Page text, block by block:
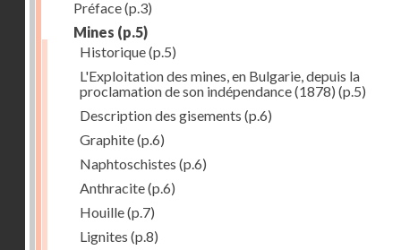
Préface(p.3)
Mines (p.5)
Historique(p.5)
L'Exploitation des mines, en Bulgarie, depuis la
proclamation de son indépendance (1878) (p.5)
Description des gisements (p.6)
Graphite(p.6)
Naphtoschistes (p.6)
Anthracite(p.6)
Houille(p.7)
Lignites (p.8)